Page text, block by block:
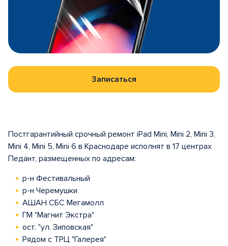
Записаться
Постгарантийный срочный ремонт iPad Mini, Mini 2, Mini 3,
Mini 4, Mini 5, Mini 6 в Краснодаре исполнят в 17 центрах
Педант, размещенных по адресам:
р-н Фестивальный
р-н Черемушки
АШАН СБС Мегамолл
ГМ "Магнит Экстра"
ост. "ул. Зиповская"
Рядом с ТРЦ "Галерея"